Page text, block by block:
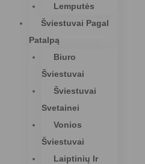
Lemputės
Šviestuvai Pagal
Patalpą
Biuro
Šviestuvai
Šviestuvai
Svetainei
Vonios
Šviestuvai
Laiptinių Ir